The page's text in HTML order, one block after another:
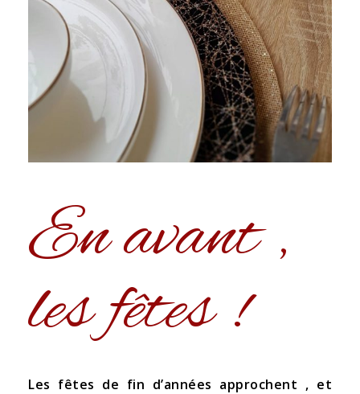
En avant ,
les fêtes !
Les fêtes de fin d’années approchent , et